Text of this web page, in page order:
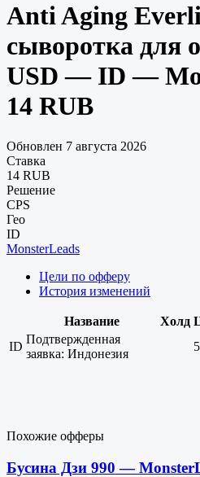
Anti Aging
сыворотка для
USD — ID —
14 RUB
Обновлен 7 августа 2026
Ставка
14 RUB
Решение
CPS
Гео
ID
MonsterLeads
Цели по офферу
История изменений
Название Холд
ID
Подтвержденная
заявка: Индонезия
Похожие офферы
Бусина Дзи 990 —